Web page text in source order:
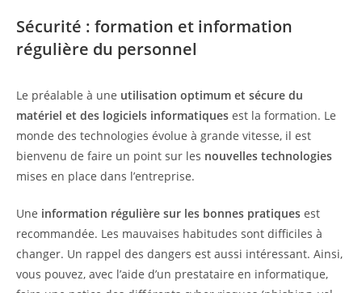
Sécurité : formation et information
régulière du personnel
Le préalable à une utilisation optimum et sécure du
matériel et des logiciels informatiques est la formation. Le
monde des technologies évolue à grande vitesse, il est
bienvenu de faire un point sur les nouvelles technologies
mises en place dans l’entreprise.
Une information régulière sur les bonnes pratiques est
recommandée. Les mauvaises habitudes sont difficiles à
changer. Un rappel des dangers est aussi intéressant. Ainsi,
vous pouvez, avec l’aide d’un prestataire en informatique,